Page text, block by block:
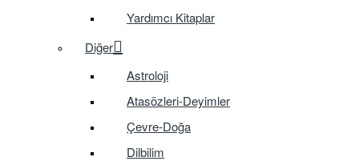
Yardımcı Kitaplar
Diğer
Astroloji
Atasözleri-Deyimler
Çevre-Doğa
Dilbilim